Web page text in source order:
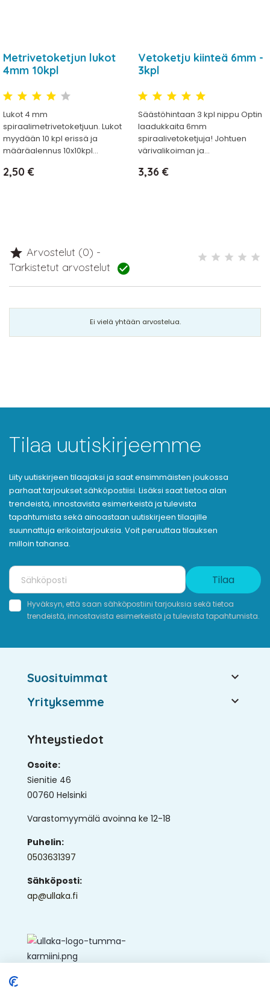
Metrivetoketjun lukot
4mm 10kpl
Lukot 4 mm
spiraalimetrivetoketjuun. Lukot
myydään 10 kpl erissä ja
määräalennus 10x10kpl...
Hinta
2,50 €
Vetoketju kiinteä 6mm -
3kpl
Säästöhintaan 3 kpl nippu Optin
laadukkaita 6mm
spiraalivetoketjuja! Johtuen
värivalikoiman ja...
Hinta
3,36 €
 Arvostelut (0) -
Tarkistetut arvostelut 
Ei vielä yhtään arvostelua.
Tilaa uutiskirjeemme
Liity uutiskirjeen tilaajaksi ja saat ensimmäisten joukossa
parhaat tarjoukset sähköpostiisi. Lisäksi saat tietoa alan
trendeistä, innostavista esimerkeistä ja tulevista
tapahtumista sekä ainoastaan uutiskirjeen tilaajille
suunnattuja erikoistarjouksia. Voit peruuttaa tilauksen
milloin tahansa.
Tilaa
Hyväksyn, että saan sähköpostiini tarjouksia sekä tietoa
trendeistä, innostavista esimerkeistä ja tulevista tapahtumista.
Suosituimmat 
Yrityksemme 
Yhteystiedot
Osoite:
Sienitie 46
00760 Helsinki
Varastomyymälä avoinna ke 12-18
Puhelin:
0503631397
Sähköposti:
ap@ullaka.fi